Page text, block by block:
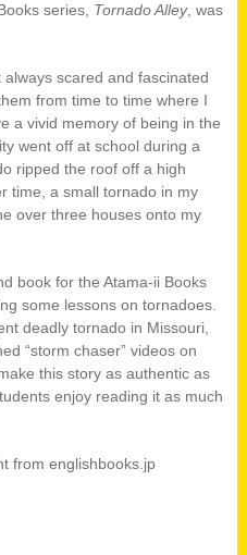
series, Tornado Alley, was
scared and fascinated
from time to time where I
a vivid memory of being in the
went off at school during a
ripped the roof off a high
time, a small tornado in my
over three houses onto my
book for the Atama-ii Books
some lessons on tornadoes.
deadly tornado in Missouri,
“storm chaser” videos on
this story as authentic as
enjoy reading it as much
from englishbooks.jp